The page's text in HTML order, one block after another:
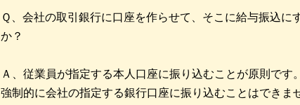
Ｑ、会社の取引銀行に口座を作らせて、そこに給与振込に
か？
Ａ、従業員が指定する本人口座に振り込むことが原則です
強制的に会社の指定する銀行口座に振り込むことはできま